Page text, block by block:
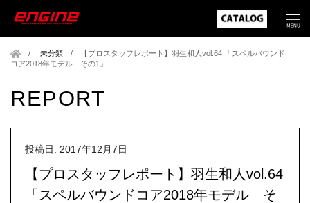
未分類 /
【プロスタッフレポート】羽生和人vol.64 「スペルバウンド
コア2018年モデル その1」
REPORT
投稿日: 2017年12月7日
【プロスタッフレポート】羽生和人vol.64
「スペルバウンドコア2018年モデル そ